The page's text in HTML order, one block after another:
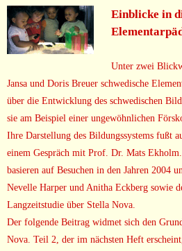
Einblicke in
Unter zwei
Jansa und Doris Breuer schwedische
über die Entwicklung des schwedischen
sie am Beispiel einer ungewöhnlichen
Ihre Darstellung des Bildungssystems fußt
einem Gespräch mit Prof. Dr. Mats Ekholm
basieren auf Besuchen in den Jahren 2004
Nevelle Harper und Anitha Eckberg sowie
Langzeitstudie über Stella Nova.
Der folgende Beitrag widmet sich den
Nova. Teil 2, der im nächsten Heft